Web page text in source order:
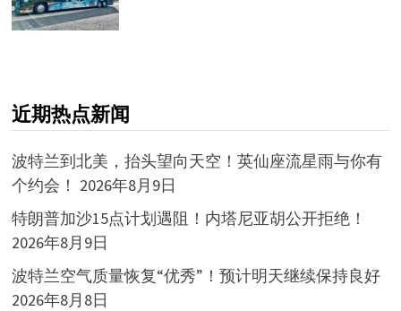
近期热点新闻
波特兰到北美，抬头望向天空！英仙座流星雨与你有
个约会！ 2026年8月9日
特朗普加沙15点计划遇阻！内塔尼亚胡公开拒绝！
2026年8月9日
波特兰空气质量恢复“优秀”！预计明天继续保持良好
2026年8月8日